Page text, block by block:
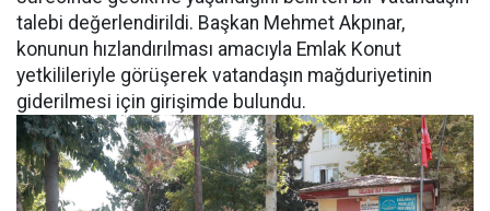
talebi değerlendirildi. Başkan Mehmet Akpınar,
konunun hızlandırılması amacıyla Emlak Konut
yetkilileriyle görüşerek vatandaşın mağduriyetinin
giderilmesi için girişimde bulundu.